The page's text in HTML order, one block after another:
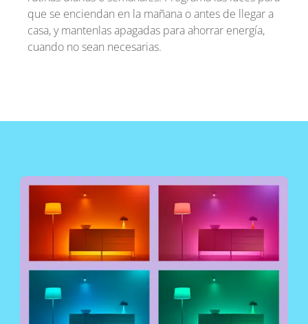
que se enciendan en la mañana o antes de llegar a
casa, y mantenlas apagadas para ahorrar energía,
cuando no sean necesarias.